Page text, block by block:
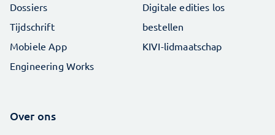
Dossiers
Tijdschrift
Mobiele App
Engineering Works
Digitale edities los
bestellen
KIVI-lidmaatschap
Over ons